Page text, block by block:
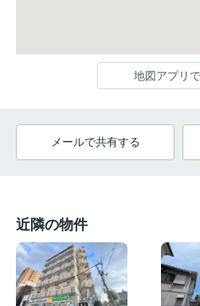
地図アプリ
メールで共有する
近隣の物件